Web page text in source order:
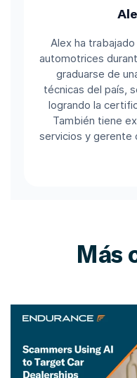
Alex ha
automotrices
graduarse de
técnicas del país,
logrando la
También tiene
servicios y gerente
Más